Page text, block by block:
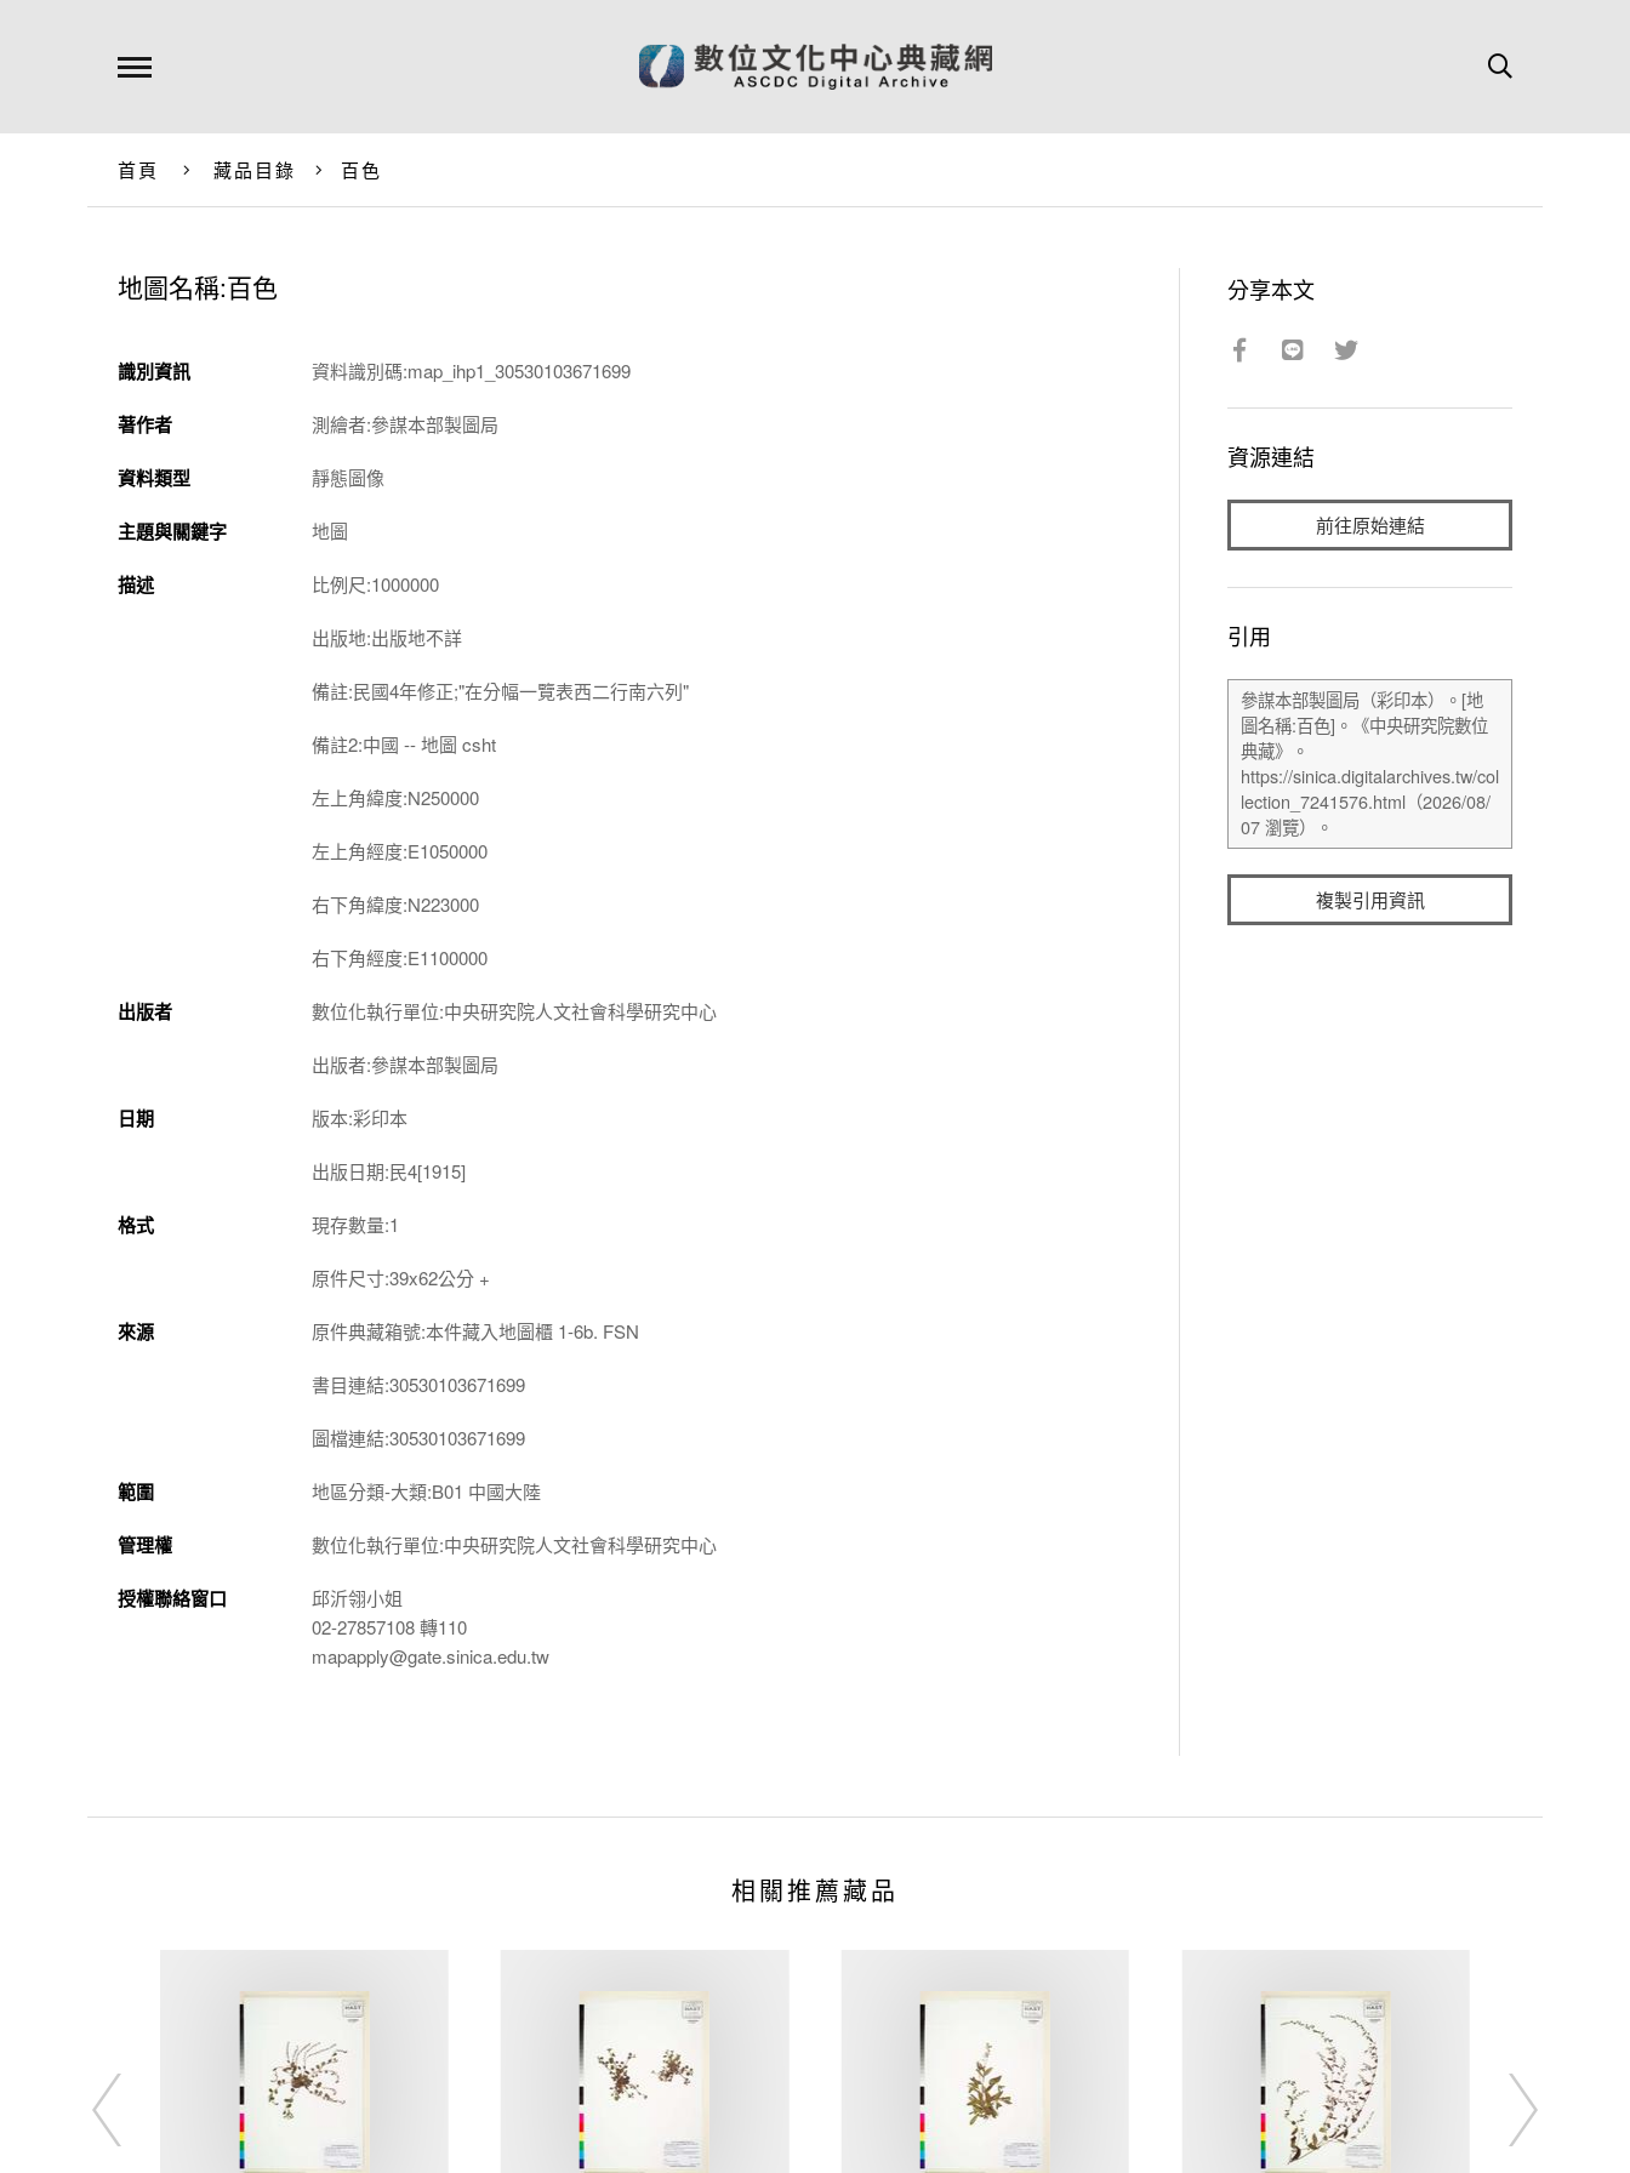
首頁 藏品目錄 百色
地圖名稱:百色
識別資訊 資料識別碼:map_ihp1_30530103671699
著作者 測繪者:參謀本部製圖局
資料類型 靜態圖像
主題與關鍵字 地圖
描述 比例尺:1000000
出版地:出版地不詳
備註:民國4年修正;"在分幅一覽表西二行南六列"
備註2:中國 -- 地圖 csht
左上角緯度:N250000
左上角經度:E1050000
右下角緯度:N223000
右下角經度:E1100000
出版者 數位化執行單位:中央研究院人文社會科學研究中心
出版者:參謀本部製圖局
日期 版本:彩印本
出版日期:民4[1915]
格式 現存數量:1
原件尺寸:39x62公分 +
來源 原件典藏箱號:本件藏入地圖櫃 1-6b. FSN
書目連結:30530103671699
圖檔連結:30530103671699
範圍 地區分類-大類:B01 中國大陸
管理權 數位化執行單位:中央研究院人文社會科學研究中心
授權聯絡窗口
邱沂翎小姐
02-27857108 轉110
mapapply@gate.sinica.edu.tw
分享本文
資源連結
前往原始連結
引用
複製引用資訊
相關推薦藏品